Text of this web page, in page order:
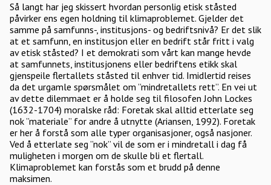
Så langt har jeg skissert hvordan personlig etisk ståsted
påvirker ens egen holdning til klimaproblemet. Gjelder det
samme på samfunns-, institusjons- og bedriftsnivå? Er det slik
at et samfunn, en institusjon eller en bedrift står fritt i valg
av etisk ståsted? I et demokrati som vårt kan mange hevde
at samfunnets, institusjonens eller bedriftens etikk skal
gjenspeile flertallets ståsted til enhver tid. Imidlertid reises
da det urgamle spørsmålet om ”mindretallets rett”. En vei ut
av dette dilemmaet er å holde seg til filosofen John Lockes
(1632-1704) moralske råd: Foretak skal alltid etterlate seg
nok ”materiale” for andre å utnytte (Ariansen, 1992). Foretak
er her å forstå som alle typer organisasjoner, også nasjoner.
Ved å etterlate seg ”nok” vil de som er i mindretall i dag få
muligheten i morgen om de skulle bli et flertall.
Klimaproblemet kan forstås som et brudd på denne
maksimen.